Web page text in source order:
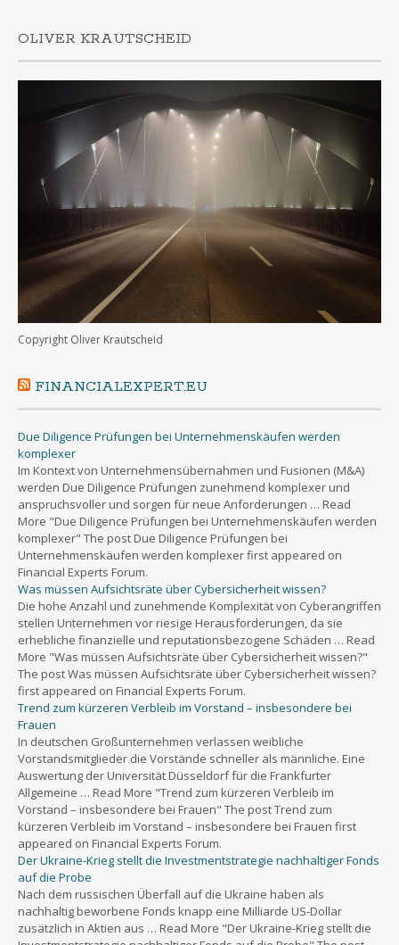
OLIVER KRAUTSCHEID
Copyright Oliver Krautscheid
FINANCIALEXPERT.EU
Due Diligence Prüfungen bei Unternehmenskäufen werden
komplexer
Im Kontext von Unternehmensübernahmen und Fusionen (M&A)
werden Due Diligence Prüfungen zunehmend komplexer und
anspruchsvoller und sorgen für neue Anforderungen … Read
More "Due Diligence Prüfungen bei Unternehmenskäufen werden
komplexer" The post Due Diligence Prüfungen bei
Unternehmenskäufen werden komplexer first appeared on
Financial Experts Forum.
Was müssen Aufsichtsräte über Cybersicherheit wissen?
Die hohe Anzahl und zunehmende Komplexität von Cyberangriffen
stellen Unternehmen vor riesige Herausforderungen, da sie
erhebliche finanzielle und reputationsbezogene Schäden … Read
More "Was müssen Aufsichtsräte über Cybersicherheit wissen?"
The post Was müssen Aufsichtsräte über Cybersicherheit wissen?
first appeared on Financial Experts Forum.
Trend zum kürzeren Verbleib im Vorstand – insbesondere bei
Frauen
In deutschen Großunternehmen verlassen weibliche
Vorstandsmitglieder die Vorstände schneller als männliche. Eine
Auswertung der Universität Düsseldorf für die Frankfurter
Allgemeine … Read More "Trend zum kürzeren Verbleib im
Vorstand – insbesondere bei Frauen" The post Trend zum
kürzeren Verbleib im Vorstand – insbesondere bei Frauen first
appeared on Financial Experts Forum.
Der Ukraine-Krieg stellt die Investmentstrategie nachhaltiger Fonds
auf die Probe
Nach dem russischen Überfall auf die Ukraine haben als
nachhaltig beworbene Fonds knapp eine Milliarde US-Dollar
zusätzlich in Aktien aus … Read More "Der Ukraine-Krieg stellt die